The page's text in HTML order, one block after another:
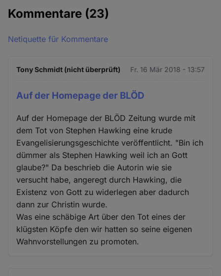
Kommentare (23)
Netiquette für Kommentare
Tony Schmidt (nicht überprüft) Fr. 16 Mär 2018 - 13:57
Auf der Homepage der BLÖD
Auf der Homepage der BLÖD Zeitung wurde mit
dem Tot von Stephen Hawking eine krude
Evangelisierungsgeschichte veröffentlicht. "Bin ich
dümmer als Stephen Hawking weil ich an Gott
glaube?" Da beschrieb die Autorin wie sie
versucht habe, angeregt durch Hawking, die
Existenz von Gott zu widerlegen aber dadurch
dann zur Christin wurde.
Was eine schäbige Art über den Tot eines der
klügsten Köpfe den wir hatten so seine eigenen
Wahnvorstellungen zu promoten.